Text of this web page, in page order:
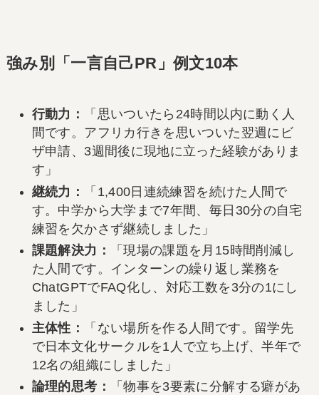
強み別「一言自己PR」例文10本
行動力：
「思いついたら24時間以内に動く人
間です。アフリカ行きを思いついた翌週にビ
ザ申請、3週間後に現地に立った経験がありま
す」
継続力：
「1,400日連続練習を続けた人間で
す。中学から大学まで7年間、毎日30分の自宅
練習を欠かさず継続しました」
課題解決力：
「現場の課題を月15時間削減し
た人間です。インターンの繰り返し業務を
ChatGPTでFAQ化し、対応工数を3分の1にし
ました」
主体性：
「ない場所を作る人間です。留学先
で日本文化サークルを1人で立ち上げ、半年で
12名の組織にしました」
論理的思考：
「物事を3要素に分解する癖があ